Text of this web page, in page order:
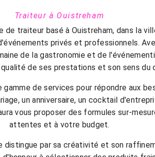
Traiteur à Ouistreham
de traiteur basé à Ouistreham, dans la
privés et professionnels.
de la gastronomie et de
de ses prestations et son sens du
gamme de services pour répondre aux
un anniversaire, un cocktail
vous proposer des formules sur-
attentes et à votre budget.
distingue par sa créativité et son